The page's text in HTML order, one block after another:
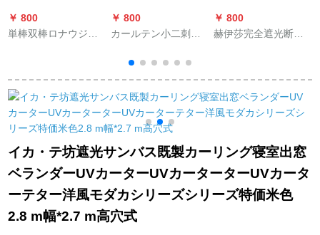
￥ 800
単棒双棒ロナウジー
￥ 800
カールテン小二刺刺
既製カーターテテン
カースタム日よけ高
级大气素材布フーク
打孔室リビグダー02
镜中花米色既制カー
ストストール幅1.5
m*高さ2.7 m打孔加工
1枚
￥ 800
赫伊莎完全遮光断热
ンガー布灰色フル
ク-2.0幅x 2.5高-1片
装
イカ・テ坊遮光サンバス既製カーリング寝室出窓
ベランダーUVカーターUVカーターターUVカータ
ーテター洋風モダカシリーズシリーズ特価米色
2.8 m幅*2.7 m高穴式